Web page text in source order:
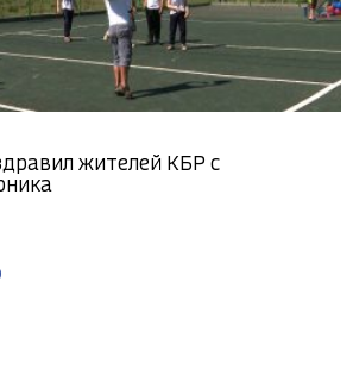
жителей КБР с